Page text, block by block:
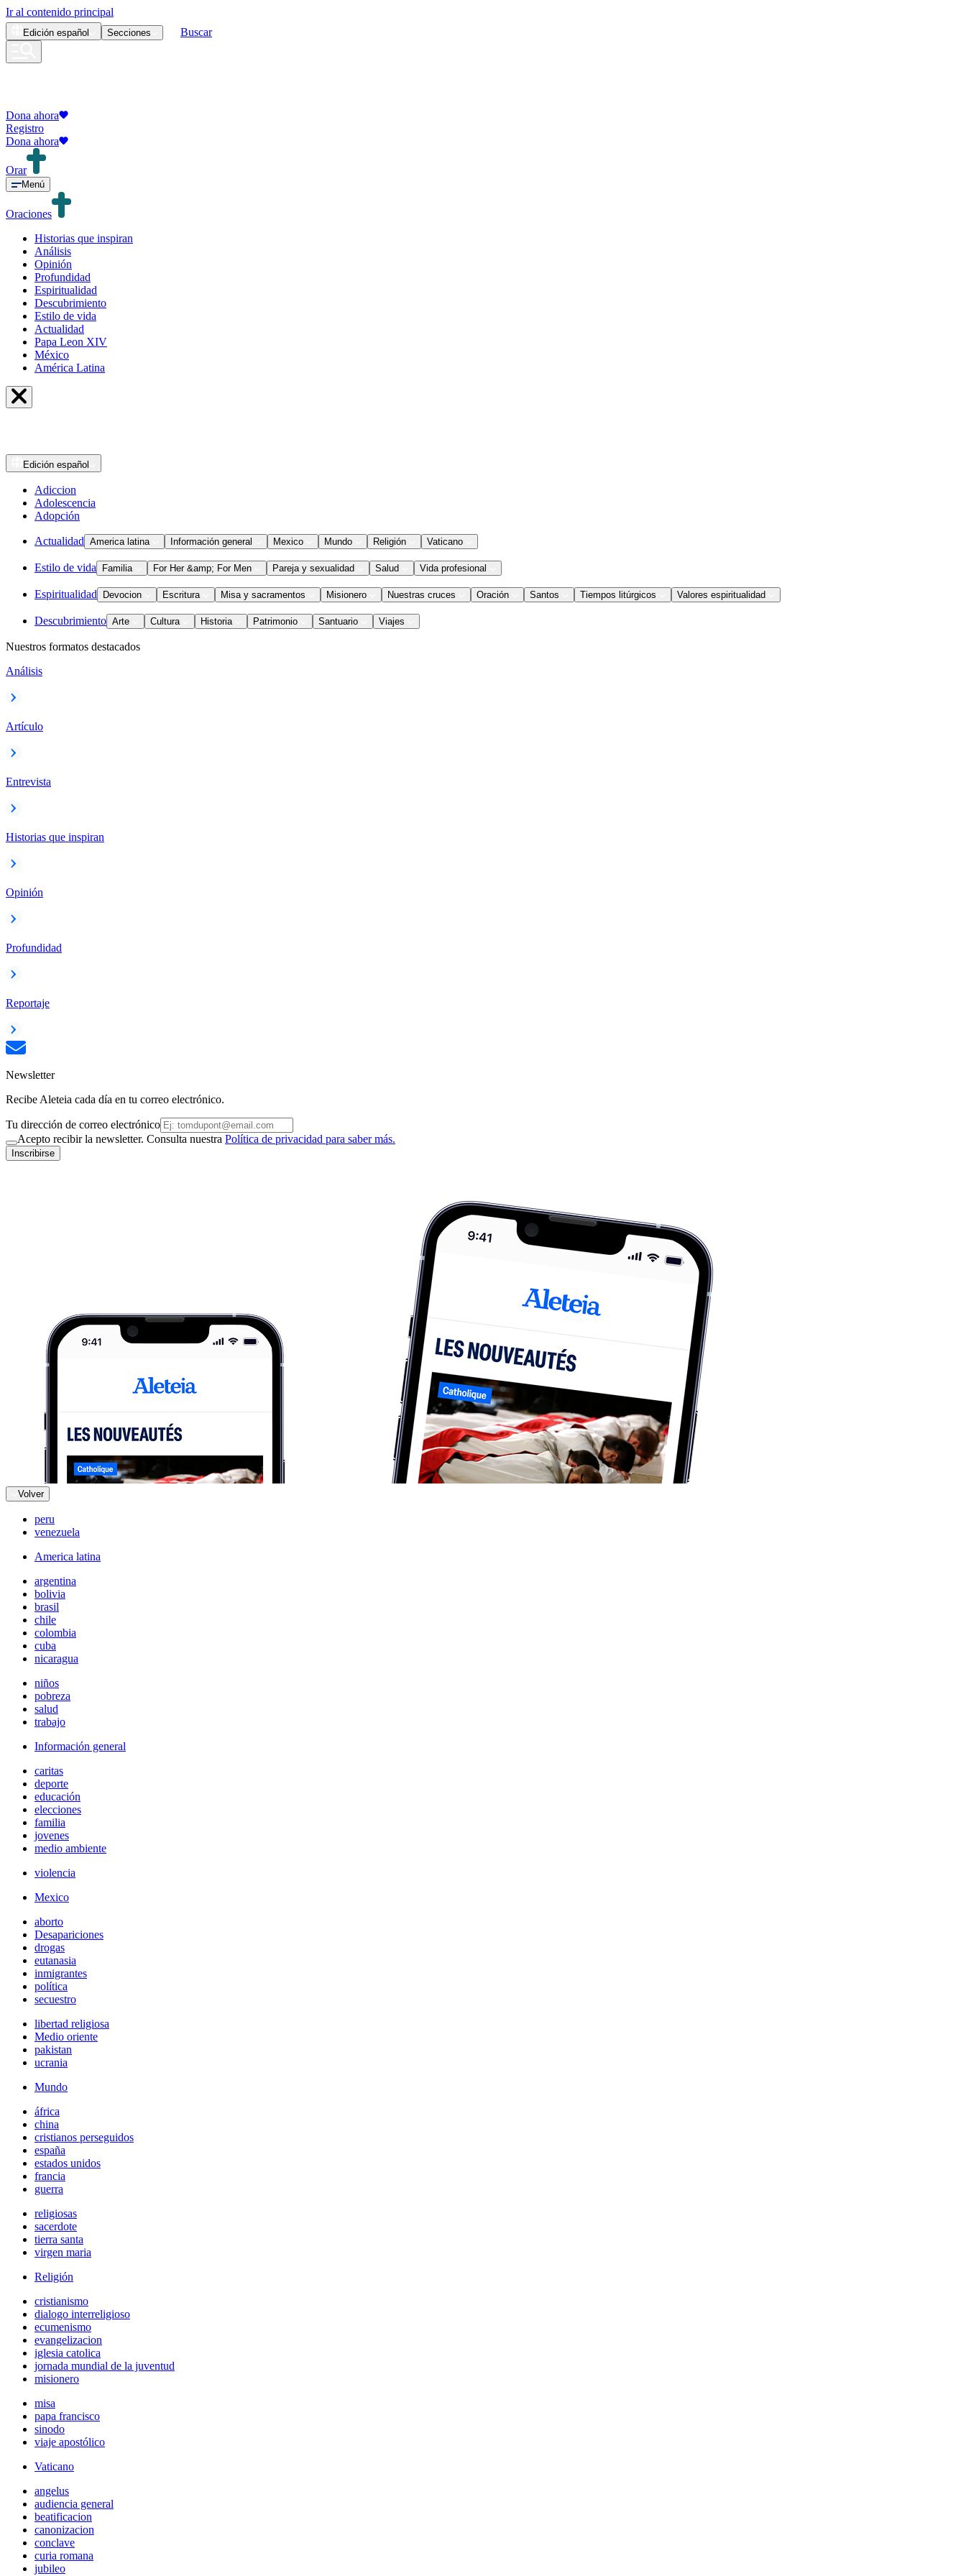
Ir al contenido principal
Edición español Secciones Buscar
Dona ahora
Registro
Dona ahora
Orar
Menú
Oraciones
Historias que inspiran
Análisis
Opinión
Profundidad
Espiritualidad
Descubrimiento
Estilo de vida
Actualidad
Papa Leon XIV
México
América Latina
Edición español
Adiccion
Adolescencia
Adopción
Actualidad America latina Información general Mexico Mundo Religión Vaticano
Estilo de vida Familia For Her &amp; For Men Pareja y sexualidad Salud Vida profesional
Espiritualidad Devocion Escritura Misa y sacramentos Misionero Nuestras cruces Oración Santos Tiempos litúrgicos Valores espiritualidad
Descubrimiento Arte Cultura Historia Patrimonio Santuario Viajes
Nuestros formatos destacados
Análisis
Artículo
Entrevista
Historias que inspiran
Opinión
Profundidad
Reportaje
Newsletter
Recibe Aleteia cada día en tu correo electrónico.
Tu dirección de correo electrónico
Acepto recibir la newsletter. Consulta nuestra Política de privacidad para saber más.
Inscribirse
Volver
peru
venezuela
America latina
argentina
bolivia
brasil
chile
colombia
cuba
nicaragua
niños
pobreza
salud
trabajo
Información general
caritas
deporte
educación
elecciones
familia
jovenes
medio ambiente
violencia
Mexico
aborto
Desapariciones
drogas
eutanasia
inmigrantes
política
secuestro
libertad religiosa
Medio oriente
pakistan
ucrania
Mundo
áfrica
china
cristianos perseguidos
españa
estados unidos
francia
guerra
religiosas
sacerdote
tierra santa
virgen maria
Religión
cristianismo
dialogo interreligioso
ecumenismo
evangelizacion
iglesia catolica
jornada mundial de la juventud
misionero
misa
papa francisco
sinodo
viaje apostólico
Vaticano
angelus
audiencia general
beatificacion
canonizacion
conclave
curia romana
jubileo